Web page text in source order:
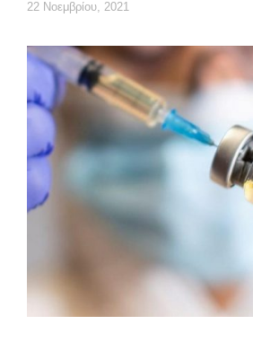
22 Νοεμβρίου, 2021